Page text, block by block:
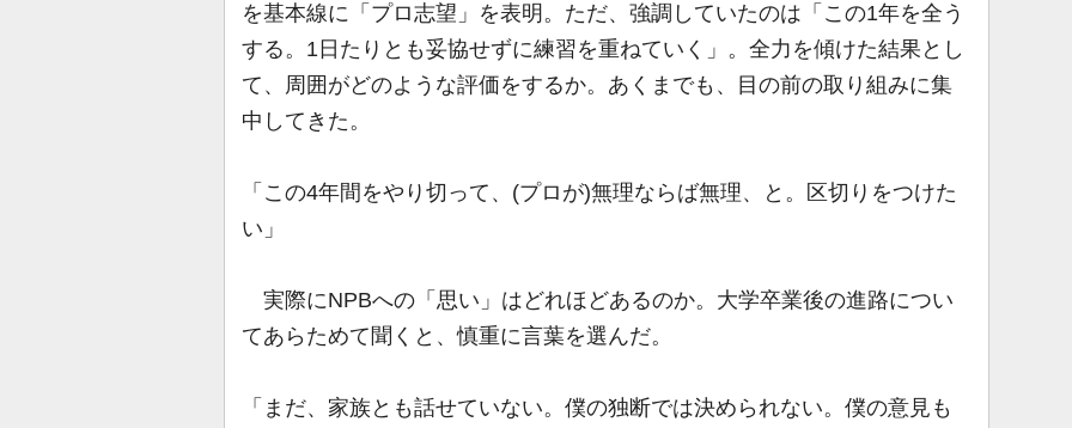
を基本線に「プロ志望」を表明。ただ、強調していたのは「この1年を全う
する。1日たりとも妥協せずに練習を重ねていく」。全力を傾けた結果とし
て、周囲がどのような評価をするか。あくまでも、目の前の取り組みに集
中してきた。
「この4年間をやり切って、(プロが)無理ならば無理、と。区切りをつけた
い」
実際にNPBへの「思い」はどれほどあるのか。大学卒業後の進路につい
てあらためて聞くと、慎重に言葉を選んだ。
「まだ、家族とも話せていない。僕の独断では決められない。僕の意見も